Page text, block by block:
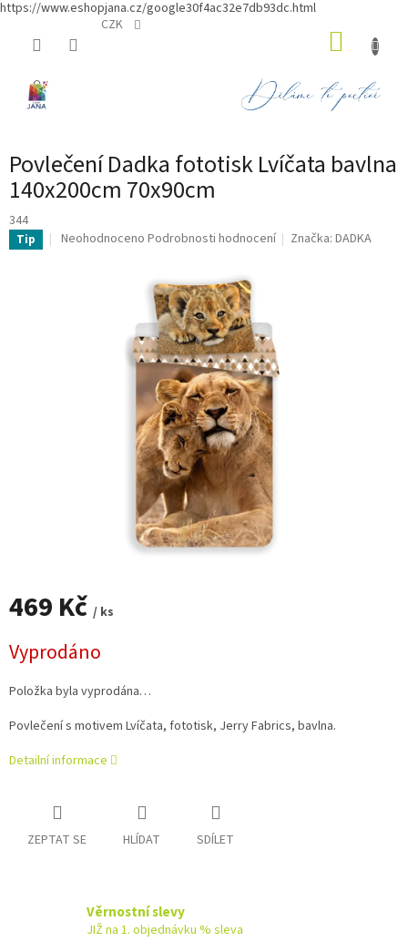
https://www.eshopjana.cz/google30f4ac32e7db93dc.html
CZK
Povlečení Dadka fototisk Lvíčata bavlna
140x200cm 70x90cm
344
Tip
Průměrné
Neohodnoceno Podrobnosti hodnocení Značka:DADKA
469 Kč / ks
cena:
Vyprodáno
Položka byla vyprodána…
Povlečení s motivem Lvíčata, fototisk, Jerry Fabrics, bavlna.
Detailní informace
ZEPTAT SE HLÍDAT SDÍLET
Věrnostní slevy
JIŽ na 1. objednávku % sleva